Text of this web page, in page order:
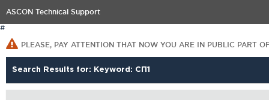
ASCON Technical Support
#
PLEASE, PAY ATTENTION THAT NOW YOU ARE IN PUBLIC PART
Search Results for: Keyword: СП1